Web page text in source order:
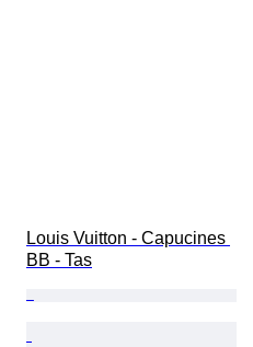
Louis Vuitton - Capucines
BB - Tas